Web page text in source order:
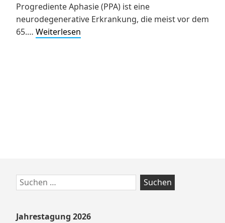
Progrediente Aphasie (PPA) ist eine
neurodegenerative Erkrankung, die meist vor dem
65.… Weiterlesen
Zum
Footer
Suchen
nach:
Jahrestagung 2026